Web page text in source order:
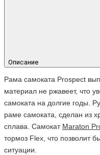
Описание
Рама самоката Prospect
материал не ржавеет, что
самоката на долгие годы.
раме самоката, сделан из
сплава. Самокат Maraton
тормоз Flex, что позволит
ситуации.